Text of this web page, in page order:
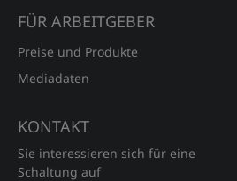
FÜR ARBEITGEBER
Preise und Produkte
Mediadaten
KONTAKT
Sie interessieren sich für eine
Schaltung auf